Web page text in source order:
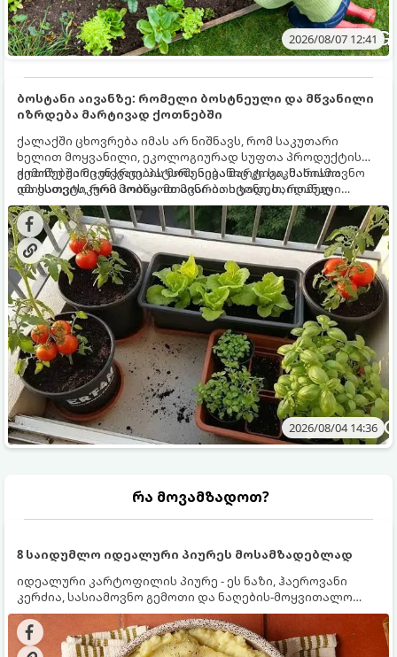
2026/08/07 12:41
ბოსტანი აივანზე: რომელი ბოსტნეული და მწვანილი
იზრდება მარტივად ქოთნებში
ქალაქში ცხოვრება იმას არ ნიშნავს, რომ საკუთარი
ხელით მოყვანილი, ეკოლოგიურად სუფთა პროდუქტის
გემოზე უარი თქვათ. პატარა აივანიც კი საკმარისია
იმისათვის, რომ მოიწყოთ მინი-ბოსტანი, საიდანაც
ყოველდღიურად ახალ, არომატულ მწვანილსა და
ბოსტნეულს მოკრეფთ.
ქოთნებში მცენარეების მოშენება მარტივი, სასიამოვნო
და ესთეტიკური ჰობია. მთავარია იცოდეთ, რომელი
კულტურები ეგუებიან ქოთნის პირობებს ყველაზე კარგად
და როგორ მოუაროთ მათ სწორად.
2026/08/04 14:36
რა მოვამზადოთ?
8 საიდუმლო იდეალური პიურეს მოსამზადებლად
იდეალური კარტოფილის პიურე - ეს ნაზი, ჰაეროვანი
კერძია, სასიამოვნო გემოთი და ნაღების-მოყვითალო
ფერით. მისი მომზადება ძალიან მარტივია, მაგრამ
არსებობს რამდენიმე საიდუმლო, რომლებიც უნდა
იცოდეთ, რომ პიურე იდეალურად გემრიელი გამოვიდეს.